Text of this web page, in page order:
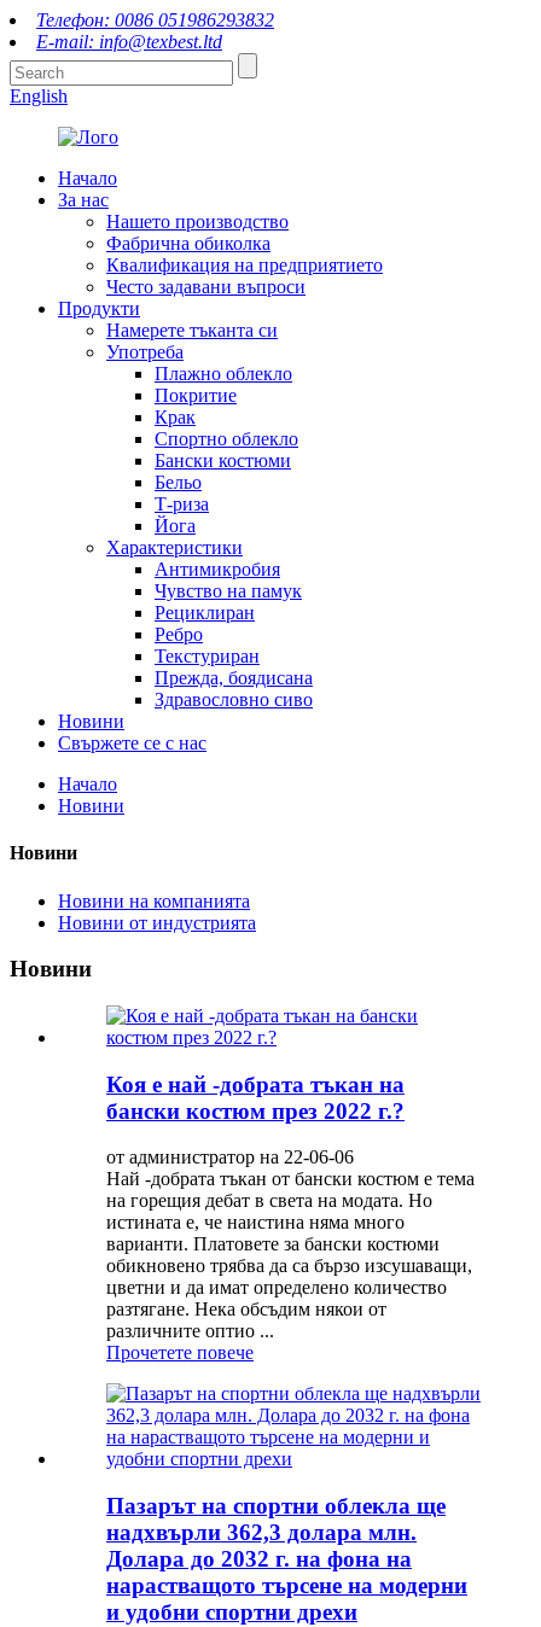
Телефон: 0086 051986293832
E-mail: info@texbest.ltd
English
Начало
За нас
Нашето производство
Фабрична обиколка
Квалификация на предприятието
Често задавани въпроси
Продукти
Намерете тъканта си
Употреба
Плажно облекло
Покритие
Крак
Спортно облекло
Бански костюми
Бельо
Т-риза
Йога
Характеристики
Антимикробия
Чувство на памук
Рециклиран
Ребро
Текстуриран
Прежда, боядисана
Здравословно сиво
Новини
Свържете се с нас
Начало
Новини
Новини
Новини на компанията
Новини от индустрията
Новини
Коя е най -добрата тъкан на
бански костюм през 2022 г.?
от администратор на 22-06-06
Най -добрата тъкан от бански костюм е тема
на горещия дебат в света на модата. Но
истината е, че наистина няма много
варианти. Платовете за бански костюми
обикновено трябва да са бързо изсушаващи,
цветни и да имат определено количество
разтягане. Нека обсъдим някои от
различните оптио ...
Прочетете повече
Пазарът на спортни облекла ще
надхвърли 362,3 долара млн.
Долара до 2032 г. на фона на
нарастващото търсене на модерни
и удобни спортни дрехи